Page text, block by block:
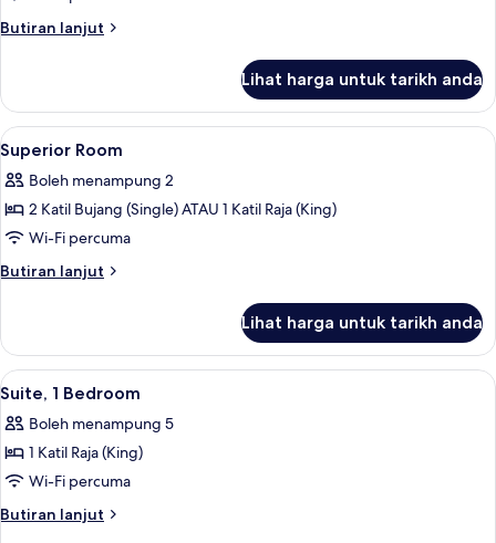
Butiran lanjut
Butiran
Room
Lihat harga untuk tarikh anda
Lihat
semua
foto
untuk
Superior
Room
Superior Room | Peralatan tempat
3
Superior Room
Boleh menampung 2
2 Katil Bujang (Single) ATAU 1 Katil Raja (King)
Wi-Fi percuma
Butiran lanjut
Butiran
Room
Lihat harga untuk tarikh anda
Lihat
semua
foto
untuk
Suite,
1
Suite, 1 Bedroom | Peralatan
4
Suite, 1 Bedroom
Boleh menampung 5
1 Katil Raja (King)
Wi-Fi percuma
Butiran lanjut
Butiran